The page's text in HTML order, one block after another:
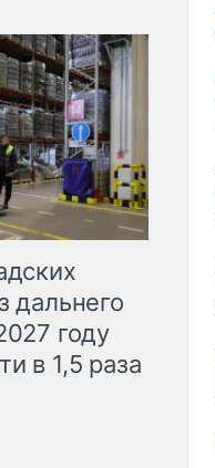
дальнего
году
в 1,5 раза